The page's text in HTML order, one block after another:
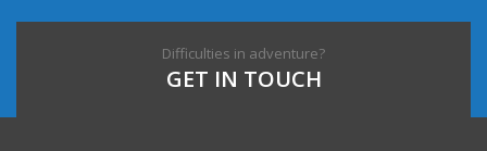
Difficulties in adventure?
GET IN TOUCH